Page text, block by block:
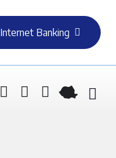
Internet Banking